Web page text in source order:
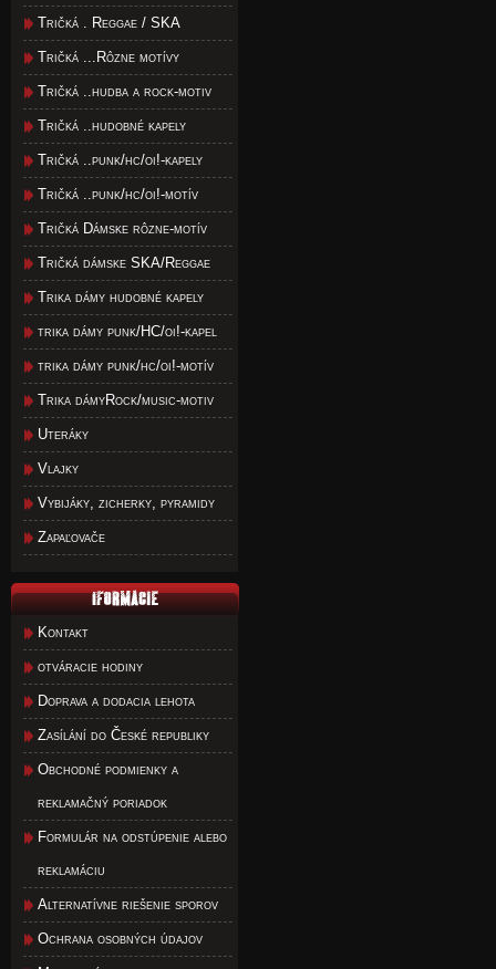
Tričká . Reggae / SKA
Tričká ...Rôzne motívy
Tričká ..hudba a rock-motiv
Tričká ..hudobné kapely
Tričká ..punk/hc/oi!-kapely
Tričká ..punk/hc/oi!-motív
Tričká Dámske rôzne-motív
Tričká dámske SKA/Reggae
Trika dámy hudobné kapely
trika dámy punk/HC/oi!-kapel
trika dámy punk/hc/oi!-motív
Trika dámyRock/music-motiv
Uteráky
Vlajky
Vybijáky, zicherky, pyramidy
Zapaľovače
Kontakt
otváracie hodiny
Doprava a dodacia lehota
Zasílání do České republiky
Obchodné podmienky a
reklamačný poriadok
Formulár na odstúpenie alebo
reklamáciu
Alternatívne riešenie sporov
Ochrana osobných údajov